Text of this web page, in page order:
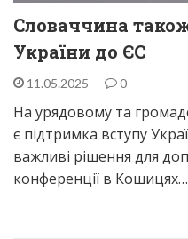
Словаччина
України до ЄС
11.05.2025 0
На урядовому та
є підтримка вступу
важливі рішення для
конференції в Кошицях…